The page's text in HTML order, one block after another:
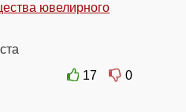
ювелирного
17
0